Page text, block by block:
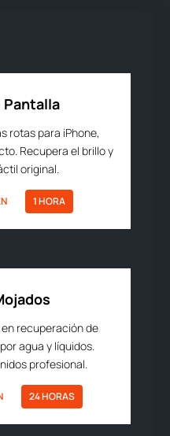
Pantalla
rotas para iPhone,
Recupera el brillo y
original.
1 HORA
recuperación de
agua y líquidos.
profesional.
24 HORAS